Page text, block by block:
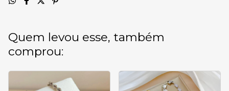
Quem levou esse, também
comprou: